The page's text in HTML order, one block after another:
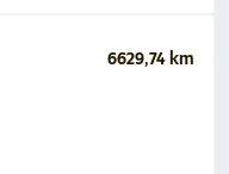
6629,74 km